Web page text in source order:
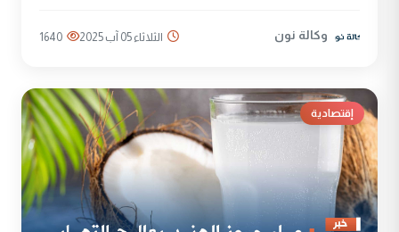
وكالة نون الثلاثاء 05 آب 2025 1640
إقتصادية